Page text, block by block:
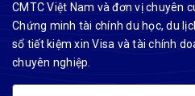
CMTC Việt Nam và đơn vị chuyên
Chứng minh tài chính du học, du
sổ tiết kiệm xin Visa và tài chính
chuyên nghiệp.